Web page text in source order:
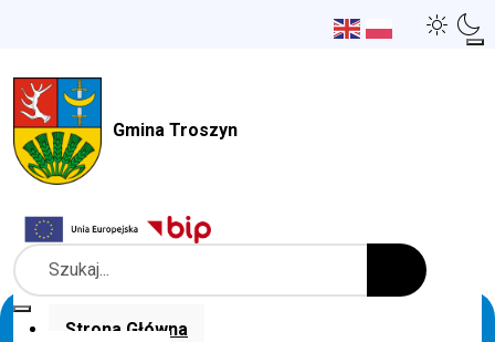
Gmina Troszyn
Szukaj
Strona Główna